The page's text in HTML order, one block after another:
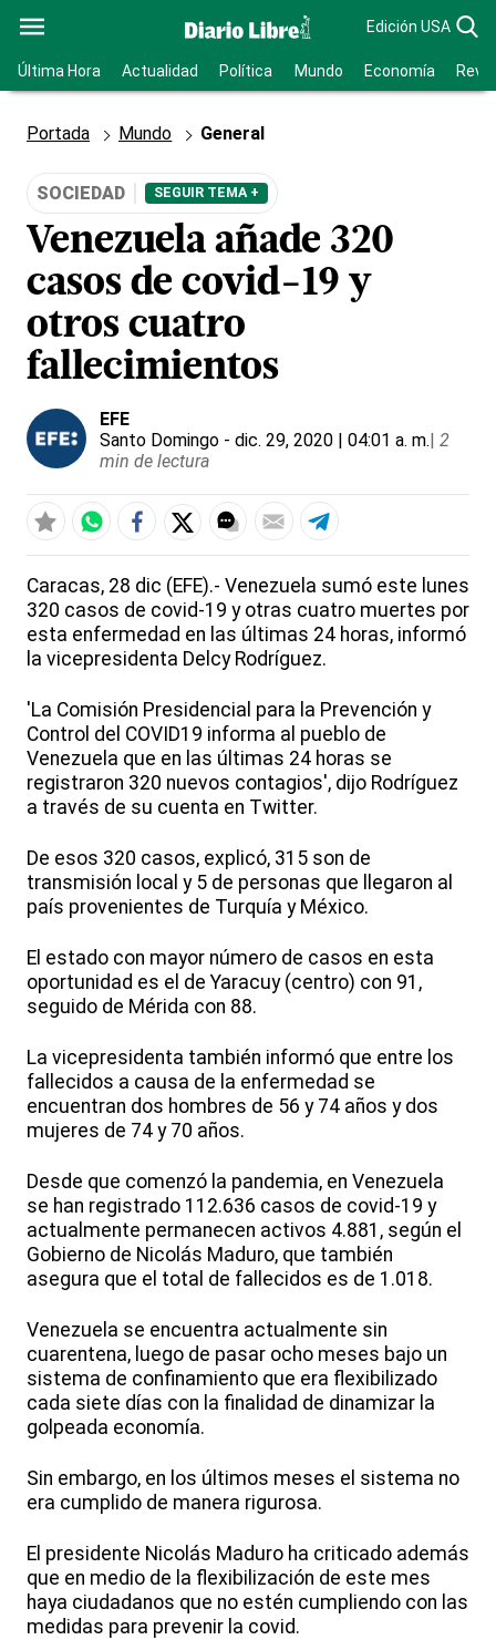
Edición USA
Última Hora Actualidad Política Mundo Economía
Portada Mundo General
SOCIEDAD SEGUIR TEMA +
Venezuela añade 320
casos de covid-19 y
otros cuatro
fallecimientos
EFE
Santo Domingo - dic. 29, 2020 | 04:01 a. m.| 2
min de lectura
Caracas, 28 dic (EFE).- Venezuela sumó este lunes
320 casos de covid-19 y otras cuatro muertes por
esta enfermedad en las últimas 24 horas, informó
la vicepresidenta Delcy Rodríguez.
'La Comisión Presidencial para la Prevención y
Control del COVID19 informa al pueblo de
Venezuela que en las últimas 24 horas se
registraron 320 nuevos contagios', dijo Rodríguez
a través de su cuenta en Twitter.
De esos 320 casos, explicó, 315 son de
transmisión local y 5 de personas que llegaron al
país provenientes de Turquía y México.
El estado con mayor número de casos en esta
oportunidad es el de Yaracuy (centro) con 91,
seguido de Mérida con 88.
La vicepresidenta también informó que entre los
fallecidos a causa de la enfermedad se
encuentran dos hombres de 56 y 74 años y dos
mujeres de 74 y 70 años.
Desde que comenzó la pandemia, en Venezuela
se han registrado 112.636 casos de covid-19 y
actualmente permanecen activos 4.881, según el
Gobierno de Nicolás Maduro, que también
asegura que el total de fallecidos es de 1.018.
Venezuela se encuentra actualmente sin
cuarentena, luego de pasar ocho meses bajo un
sistema de confinamiento que era flexibilizado
cada siete días con la finalidad de dinamizar la
golpeada economía.
Sin embargo, en los últimos meses el sistema no
era cumplido de manera rigurosa.
El presidente Nicolás Maduro ha criticado además
que en medio de la flexibilización de este mes
haya ciudadanos que no estén cumpliendo con las
medidas para prevenir la covid.